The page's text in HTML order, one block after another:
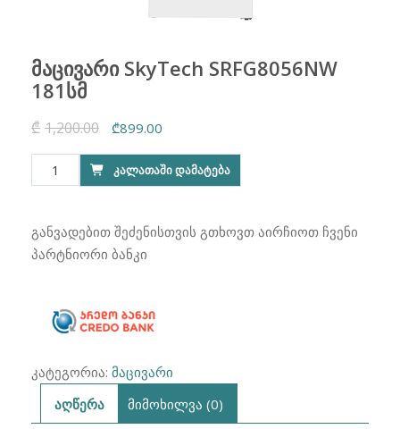
მაცივარი SkyTech SRFG8056NW
181სმ
₾ 1,200.00
Original
price
was:
₾899.00
price
is:
რაოდენობა:
მაცივარი
SRFG8056NW
181სმ
ᲙᲐᲚᲐᲗᲐᲨᲘ ᲓᲐᲛᲐᲢᲔᲑᲐ
განვადებით შეძენისთვის გთხოვთ აირჩიოთ ჩვენი
პარტნიორი ბანკი
კატეგორია: მაცივარი
აღწერა
მიმოხილვა (0)